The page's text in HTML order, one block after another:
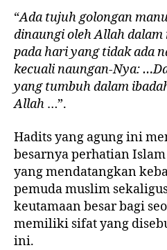
“Ada tujuh golongan
dinaungi oleh Allah
pada hari yang tidak ada
kecuali naungan-Nya:
yang tumbuh dalam
Allah …”.
Hadits yang agung ini
besarnya perhatian
yang mendatangkan
pemuda muslim
keutamaan besar bagi
memiliki sifat yang
ini.